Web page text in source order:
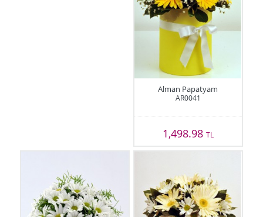
Alman Papatyam
AR0041
1,498.98 TL